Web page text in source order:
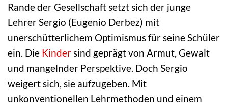
Rande der Gesellschaft setzt sich der junge
Lehrer Sergio (Eugenio Derbez) mit
unerschütterlichem Optimismus für seine Schüler
ein. Die Kinder sind geprägt von Armut, Gewalt
und mangelnder Perspektive. Doch Sergio
weigert sich, sie aufzugeben. Mit
unkonventionellen Lehrmethoden und einem